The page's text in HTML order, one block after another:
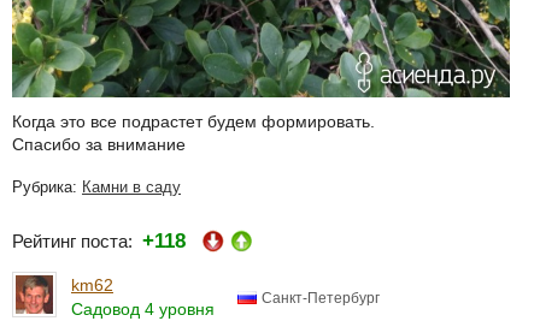
Когда это все подрастет будем формировать.
Спасибо за внимание
Рубрика: Камни в саду
Рейтинг поста: +118
km62
Садовод 4 уровня
Санкт-Петербург